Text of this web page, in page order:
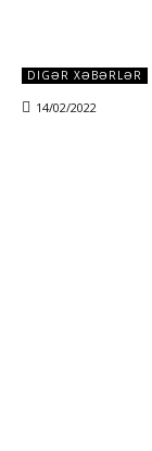
DIGƏR XƏBƏRLƏR
14/02/2022